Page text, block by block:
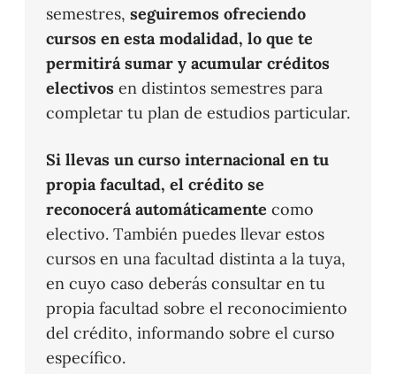
semestres, seguiremos ofreciendo
cursos en esta modalidad, lo que te
permitirá sumar y acumular créditos
electivos en distintos semestres para
completar tu plan de estudios particular.
Si llevas un curso internacional en tu
propia facultad, el crédito se
reconocerá automáticamente como
electivo. También puedes llevar estos
cursos en una facultad distinta a la tuya,
en cuyo caso deberás consultar en tu
propia facultad sobre el reconocimiento
del crédito, informando sobre el curso
específico.